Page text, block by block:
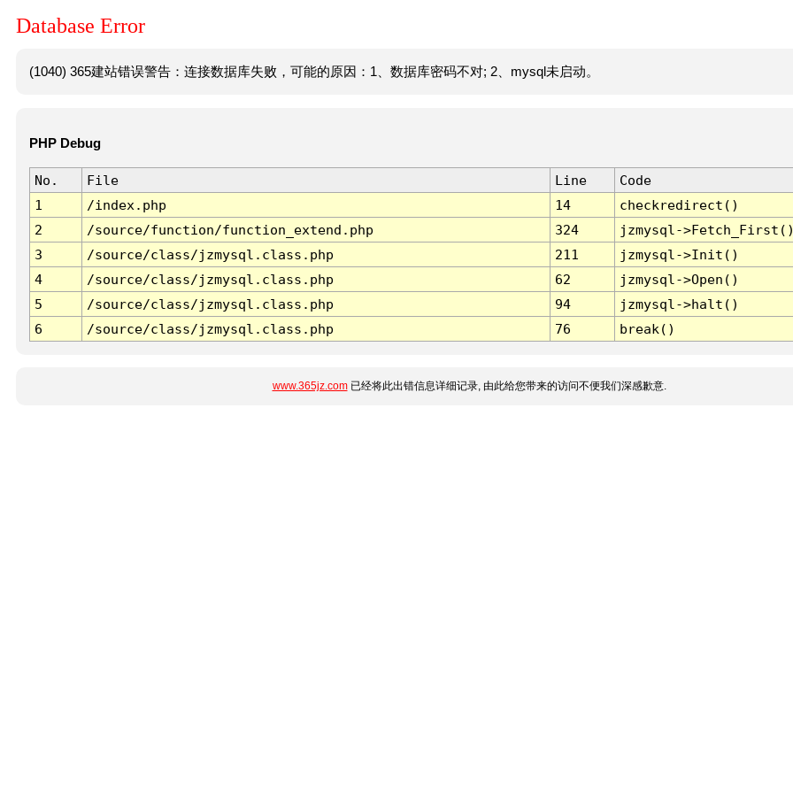
Database Error
(1040) 365建站错误警告：连接数据库失败，可能的原因：1、数据库密码不对; 2、mysql未启动。
PHP Debug
No. File Line
Code
1
/index.php 14
checkredirect()
2
/source/function/function_extend.php 324
jzmysql-
3
/source/class/jzmysql.class.php 211
jzmysql->Init()
4
/source/class/jzmysql.class.php 62
jzmysql->Open()
5
/source/class/jzmysql.class.php 94
jzmysql->halt()
6
/source/class/jzmysql.class.php 76 break()
www.365jz.com已经将此出错信息详细记录, 由此给您带来的访问不便我们深感歉意.